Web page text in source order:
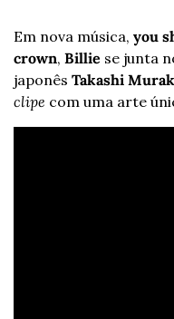
Em nova música, you
crown, Billie se junta
japonês Takashi
clipe com uma arte